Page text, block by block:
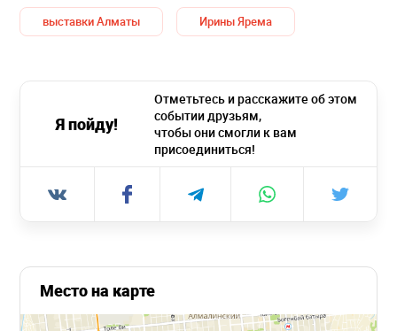
выставки Алматы Ирины Ярема
Я пойду!
Отметьтесь и расскажите об этом
событии друзьям,
чтобы они смогли к вам
присоединиться!
Место на карте